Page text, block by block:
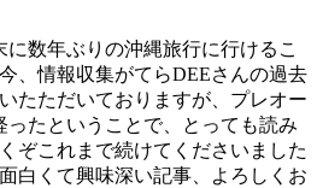
数年ぶりの沖縄旅行に行けるこ
、情報収集がてらDEEさんの過去
たただいておりますが、プレオー
ったということで、とっても読み
ぞこれまで続けてくださいました
白くて興味深い記事、よろしくお